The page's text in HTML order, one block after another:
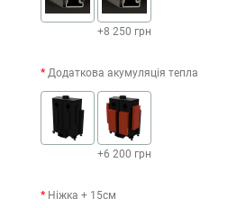
+8 250 грн
Додаткова акумуляція тепла
+6 200 грн
Ніжка + 15см